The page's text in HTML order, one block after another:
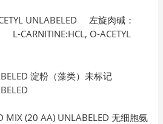
UNLABELED 左旋肉碱：
CARNITINE:HCL, O-ACETYL
淀粉（藻类）未标记
MIX (20 AA) UNLABELED 无细胞氨